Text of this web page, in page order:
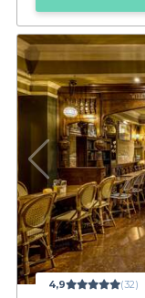
4,9 (32)